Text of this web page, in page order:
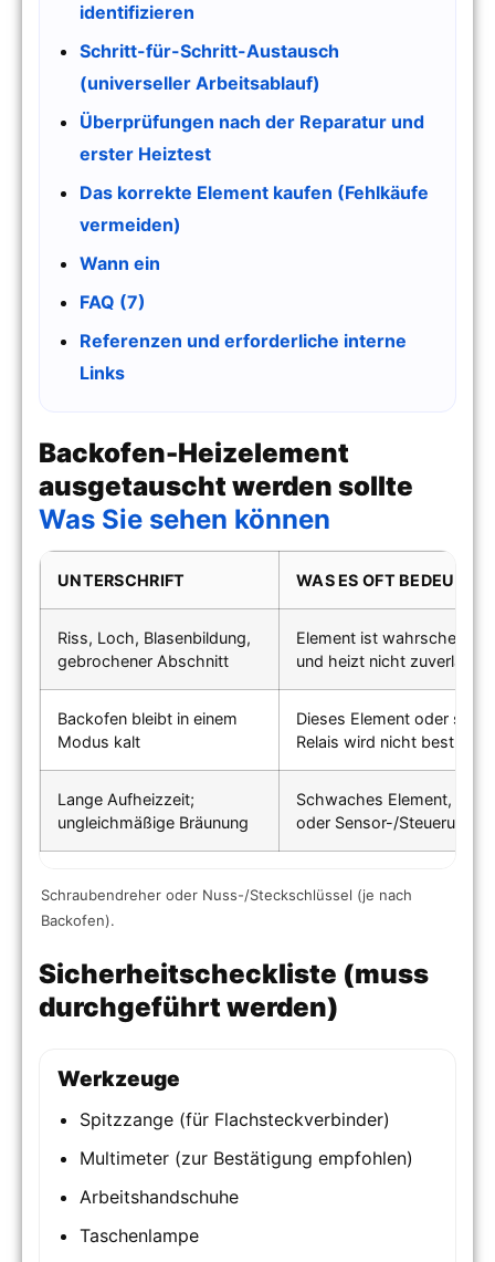
identifizieren
Schritt-für-Schritt-Austausch
(universeller Arbeitsablauf)
Überprüfungen nach der Reparatur und
erster Heiztest
Das korrekte Element kaufen (Fehlkäufe
vermeiden)
Wann ein
FAQ (7)
Referenzen und erforderliche interne
Links
Backofen-Heizelement
ausgetauscht werden sollte
Was Sie sehen können
UNTERSCHRIFT WAS ES OFT BEDEUTET
Riss, Loch, Blasenbildung,
gebrochener Abschnitt
Element ist
und heizt nicht zuverlässig
Backofen bleibt in einem
Modus kalt
Dieses Element oder
Relais wird nicht bestromt
Lange Aufheizzeit;
ungleichmäßige Bräunung
Schwaches Element,
oder Sensor-/
Schraubendreher oder Nuss-/Steckschlüssel (je nach
Backofen).
Sicherheitscheckliste (muss
durchgeführt werden)
Werkzeuge
Spitzzange (für Flachsteckverbinder)
Multimeter (zur Bestätigung empfohlen)
Arbeitshandschuhe
Taschenlampe